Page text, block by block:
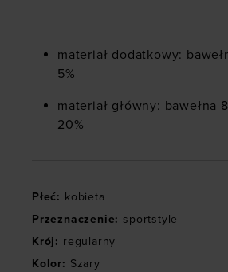
materiał dodatkowy: b
5%
materiał główny: bawełna
20%
Płeć: kobieta
Przeznaczenie: sportstyle
Krój: regularny
Kolor: Szary